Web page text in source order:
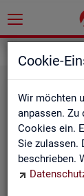
Cookie-
Wir möchten
anpassen. Zu
Cookies ein.
Sie zulassen.
beschrieben.